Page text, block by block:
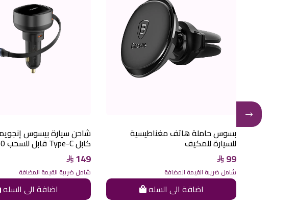
كابل Type-C قابل للسحب 60 واط
149
شامل ضريبة القيمة المضافة
اضافة الى السله
بسوس حاملة هاتف مغناطيسية
للسيارة للمكيف
99
شامل ضريبة القيمة المضافة
اضافة الى السله